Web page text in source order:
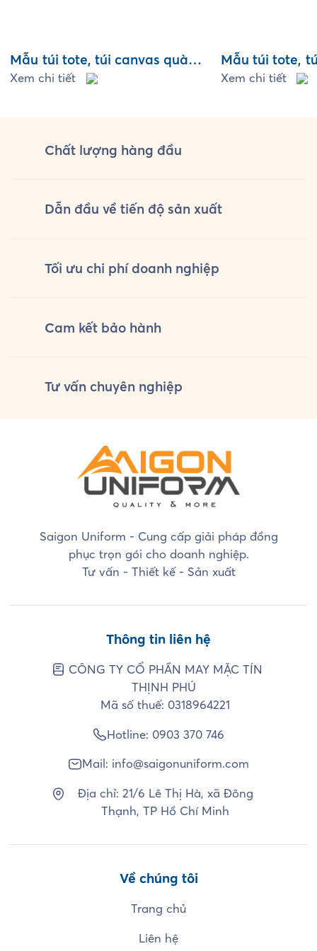
Mẫu túi tote, túi canvas quà
tặng, sự kiện – Mẫu 1
Xem chi tiết
Mẫu túi tote,
tặng, sự kiện
Xem chi tiết
Chất lượng hàng đầu
Dẫn đầu về tiến độ sản xuất
Tối ưu chi phí doanh nghiệp
Cam kết bảo hành
Tư vấn chuyên nghiệp
Saigon Uniform - Cung cấp giải pháp đồng
phục trọn gói cho doanh nghiệp.
Tư vấn - Thiết kế - Sản xuất
Thông tin liên hệ
CÔNG TY CỔ PHẦN MAY MẶC TÍN
THỊNH PHÚ
Mã số thuế: 0318964221
Hotline: 0903 370 746
Mail: info@saigonuniform.com
Địa chỉ: 21/6 Lê Thị Hà, xã Đông
Thạnh, TP Hồ Chí Minh
Về chúng tôi
Trang chủ
Liên hệ